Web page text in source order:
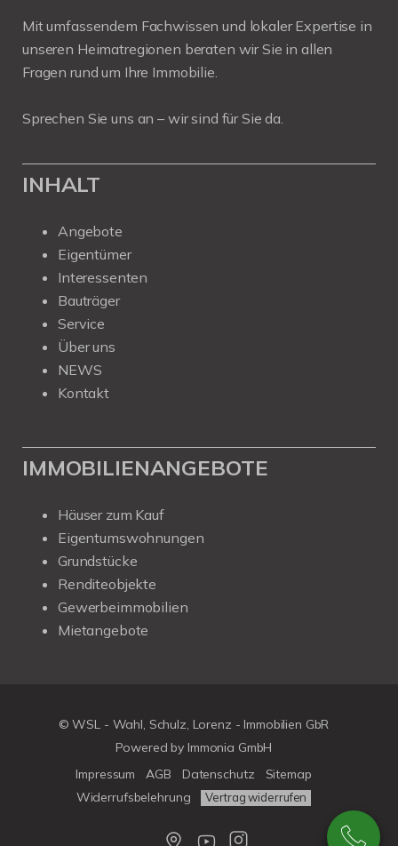
Mit umfassendem Fachwissen und lokaler Expertise in
unseren Heimatregionen beraten wir Sie in allen
Fragen rund um Ihre Immobilie.
Sprechen Sie uns an – wir sind für Sie da.
INHALT
Angebote
Eigentümer
Interessenten
Bauträger
Service
Über uns
NEWS
Kontakt
IMMOBILIENANGEBOTE
Häuser zum Kauf
Eigentumswohnungen
Grundstücke
Renditeobjekte
Gewerbeimmobilien
Mietangebote
© WSL - Wahl, Schulz, Lorenz - Immobilien GbR
Powered by Immonia GmbH
Impressum
AGB Datenschutz
Sitemap
Widerrufsbelehrung
Vertrag widerrufen